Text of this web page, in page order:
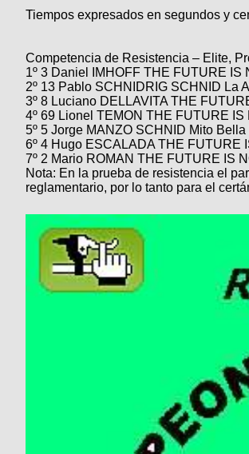
De
Retro
Enduro
Ranking
Fotos
del
DÃA
Fotos
votadas
Mis
Compras
Mis
Ventas
Robadas
Calendario
viajes
Foro
de
viajes
Buscar
Mis
Amigos
Actividad
de
Amigos
Tiempos expresados en segundos y
Competencia de Resistencia – Elite,
1º 3 Daniel IMHOFF THE FUTURE IS
2º 13 Pablo SCHNIDRIG SCHNID La
3º 8 Luciano DELLAVITA THE
4º 69 Lionel TEMON THE FUTURE IS
5º 5 Jorge MANZO SCHNID Mito Bella
6º 4 Hugo ESCALADA THE FUTURE
7º 2 Mario ROMAN THE FUTURE IS
Nota: En la prueba de resistencia el
reglamentario, por lo tanto para el